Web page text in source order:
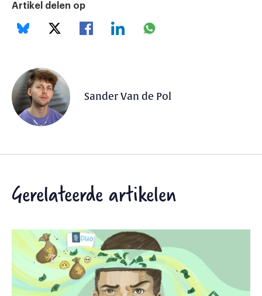
Artikel delen op
Sander Van de Pol
Gerelateerde artikelen